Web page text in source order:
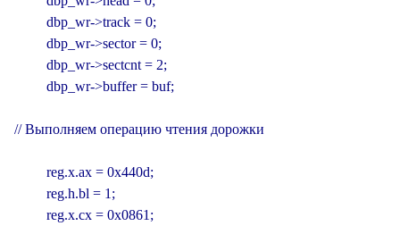
         dbp_wr->track = 0;
         dbp_wr->sector = 0;
         dbp_wr->sectcnt = 2;
         dbp_wr->buffer = buf;
// Выполняем операцию чтения дорожки
         reg.x.ax = 0x440d;
         reg.h.bl = 1;
         reg.x.cx = 0x0861;